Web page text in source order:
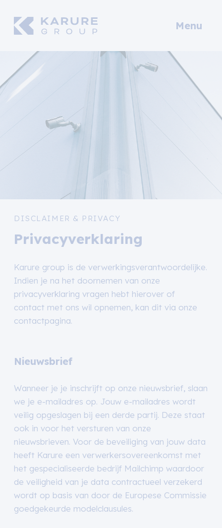
Menu
DISCLAIMER & PRIVACY
Privacyverklaring
Karure group is de verwerkingsverantwoordelijke.
Indien je na het doornemen van onze
privacyverklaring vragen hebt hierover of
contact met ons wil opnemen, kan dit via onze
contactpagina.
Nieuwsbrief
Wanneer je je inschrijft op onze nieuwsbrief, slaan
we je e-mailadres op. Jouw e-mailadres wordt
veilig opgeslagen bij een derde partij. Deze staat
ook in voor het versturen van onze
nieuwsbrieven. Voor de beveiliging van jouw data
heeft Karure een verwerkersovereenkomst met
het gespecialiseerde bedrijf Mailchimp waardoor
de veiligheid van je data contractueel verzekerd
wordt op basis van door de Europese Commissie
goedgekeurde modelclausules.